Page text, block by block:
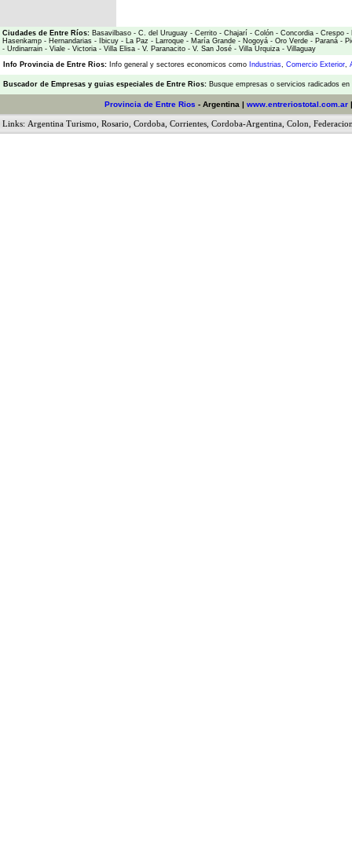
Ciudades de Entre Ríos: Basavilbaso - C. del Uruguay - Cerrito - Chajarí - Colón - Concordia - Crespo -
Hasenkamp - Hernandarias - Ibicuy - La Paz - Larroque - María Grande - Nogoyá - Oro Verde - Paraná -
- Urdinarrain - Viale - Victoria - Villa Elisa - V. Paranacito - V. San José - Villa Urquiza - Villaguay
Info Provincia de Entre Rios: Info general y sectores economicos como Industrias, Comercio Exterior,
Buscador de Empresas y guias especiales de Entre Rios: Busque empresas o servicios radicados
Provincia de Entre Rios - Argentina | www.entreriostotal.com.ar
Links: Argentina Turismo Rosario Cordoba Corrientes Cordoba-Argentina Colon